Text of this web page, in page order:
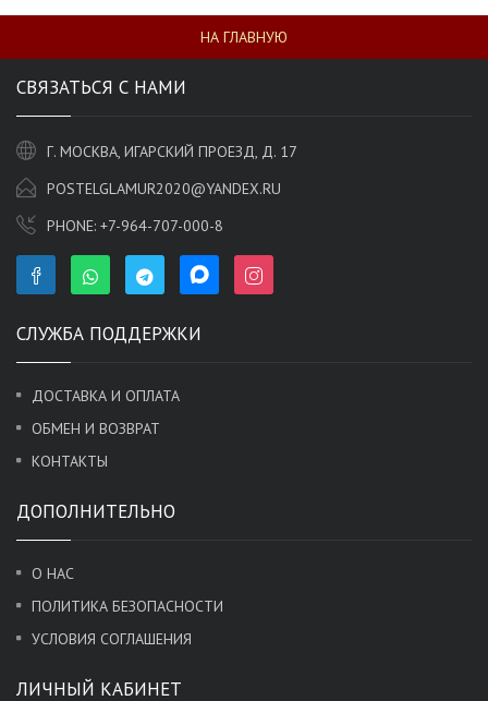
НА ГЛАВНУЮ
СВЯЗАТЬСЯ С НАМИ
Г. МОСКВА, ИГАРСКИЙ ПРОЕЗД, Д. 17
POSTELGLAMUR2020@YANDEX.RU
PHONE: +7-964-707-000-8
СЛУЖБА ПОДДЕРЖКИ
ДОСТАВКА И ОПЛАТА
ОБМЕН И ВОЗВРАТ
КОНТАКТЫ
ДОПОЛНИТЕЛЬНО
О НАС
ПОЛИТИКА БЕЗОПАСНОСТИ
УСЛОВИЯ СОГЛАШЕНИЯ
ЛИЧНЫЙ КАБИНЕТ